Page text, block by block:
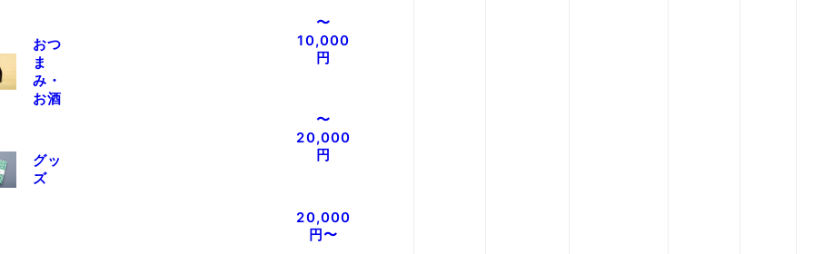
おつ
ま
み・
お酒
グッ
ズ
〜
10,000
円
〜
20,000
円
20,000
円〜